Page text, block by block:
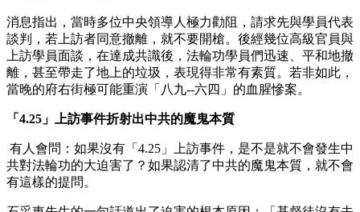
消息指出，當時多位中央領導人極力勸阻，請求先與學員代表
談判，若上訪者同意撤離，就不要開槍。後經幾位高級官員與
上訪學員面談，在達成共識後，法輪功學員們迅速、平和地撤
離，甚至帶走了地上的垃圾，表現得非常有素質。若非如此，
當晚的府右街極可能重演「八九--六四」的血腥慘案。
「4.25」上訪事件折射出中共的魔鬼本質
有人會問：如果沒有「4.25」上訪事件，是不是就不會發生中
共對法輪功的大迫害了？如果認清了中共的魔鬼本質，就不會
有這樣的提問。